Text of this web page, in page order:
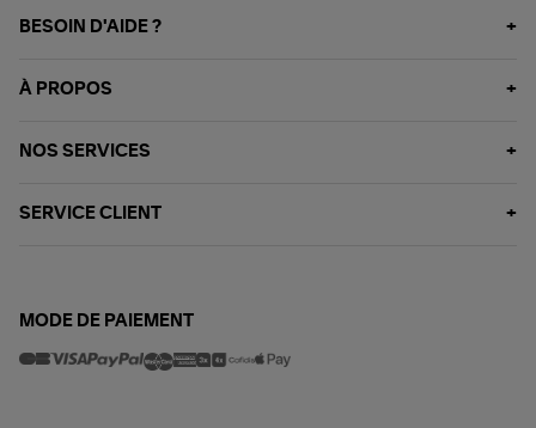
BESOIN D'AIDE ?
À PROPOS
NOS SERVICES
SERVICE CLIENT
MODE DE PAIEMENT